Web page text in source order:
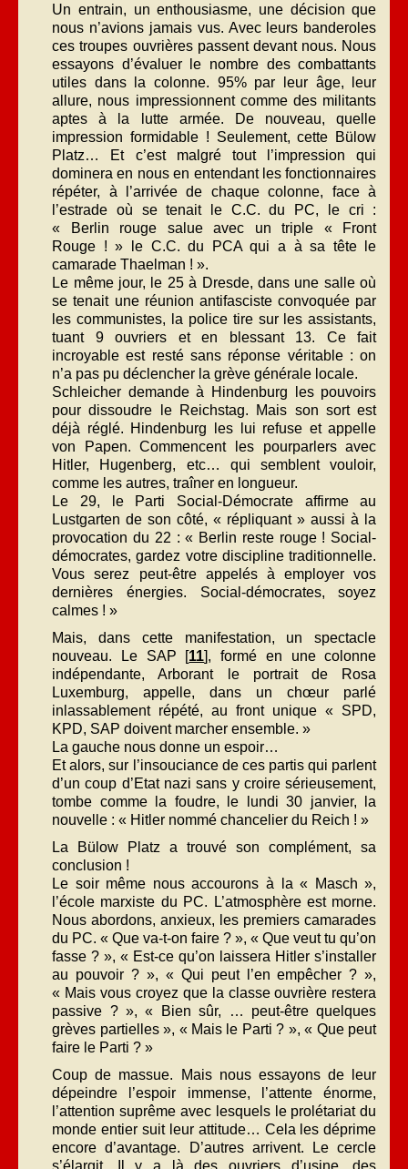
Un entrain, un enthousiasme, une décision que
nous n’avions jamais vus. Avec leurs banderoles
ces troupes ouvrières passent devant nous. Nous
essayons d’évaluer le nombre des combattants
utiles dans la colonne. 95% par leur âge, leur
allure, nous impressionnent comme des militants
aptes à la lutte armée. De nouveau, quelle
impression formidable ! Seulement, cette Bülow
Platz… Et c’est malgré tout l’impression qui
dominera en nous en entendant les fonctionnaires
répéter, à l’arrivée de chaque colonne, face à
l’estrade où se tenait le C.C. du PC, le cri :
« Berlin rouge salue avec un triple « Front
Rouge ! » le C.C. du PCA qui a à sa tête le
camarade Thaelman ! ».
Le même jour, le 25 à Dresde, dans une salle où
se tenait une réunion antifasciste convoquée par
les communistes, la police tire sur les assistants,
tuant 9 ouvriers et en blessant 13. Ce fait
incroyable est resté sans réponse véritable : on
n’a pas pu déclencher la grève générale locale.
Schleicher demande à Hindenburg les pouvoirs
pour dissoudre le Reichstag. Mais son sort est
déjà réglé. Hindenburg les lui refuse et appelle
von Papen. Commencent les pourparlers avec
Hitler, Hugenberg, etc… qui semblent vouloir,
comme les autres, traîner en longueur.
Le 29, le Parti Social-Démocrate affirme au
Lustgarten de son côté, « répliquant » aussi à la
provocation du 22 : « Berlin reste rouge ! Social-
démocrates, gardez votre discipline traditionnelle.
Vous serez peut-être appelés à employer vos
dernières énergies. Social-démocrates, soyez
calmes ! »
Mais, dans cette manifestation, un spectacle
nouveau. Le SAP [11], formé en une colonne
indépendante, Arborant le portrait de Rosa
Luxemburg, appelle, dans un chœur parlé
inlassablement répété, au front unique « SPD,
KPD, SAP doivent marcher ensemble. »
La gauche nous donne un espoir…
Et alors, sur l’insouciance de ces partis qui parlent
d’un coup d’Etat nazi sans y croire sérieusement,
tombe comme la foudre, le lundi 30 janvier, la
nouvelle : « Hitler nommé chancelier du Reich ! »
La Bülow Platz a trouvé son complément, sa
conclusion !
Le soir même nous accourons à la « Masch »,
l’école marxiste du PC. L’atmosphère est morne.
Nous abordons, anxieux, les premiers camarades
du PC. « Que va-t-on faire ? », « Que veut tu qu’on
fasse ? », « Est-ce qu’on laissera Hitler s’installer
au pouvoir ? », « Qui peut l’en empêcher ? »,
« Mais vous croyez que la classe ouvrière restera
passive ? », « Bien sûr, … peut-être quelques
grèves partielles », « Mais le Parti ? », « Que peut
faire le Parti ? »
Coup de massue. Mais nous essayons de leur
dépeindre l’espoir immense, l’attente énorme,
l’attention suprême avec lesquels le prolétariat du
monde entier suit leur attitude… Cela les déprime
encore d’avantage. D’autres arrivent. Le cercle
s’élargit. Il y a là des ouvriers d’usine, des